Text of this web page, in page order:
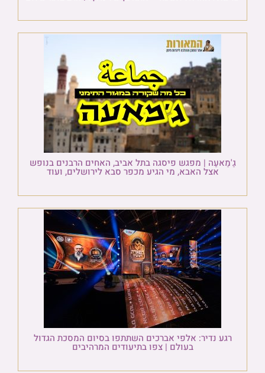
גַ'מַאעַה | מפגש פיסגה בתל אביב, האחים הרבנים בנופש
אצל האבא, מי הגיע מכפר סבא לירושלים, ועוד
רגע נדיר: אלפי אברכים השתתפו בסיום המסכת הגדול
בעולם | צפו בתיעודים המרהיבים